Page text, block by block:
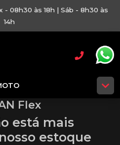
- 08h30 às 18h | Sáb - 8h30 às
14h
Flex
está mais
estoque